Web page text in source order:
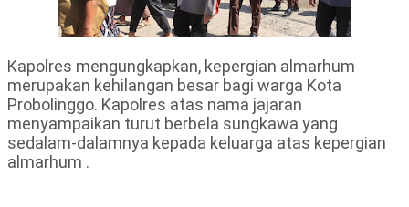
Kapolres mengungkapkan, kepergian almarhum
merupakan kehilangan besar bagi warga Kota
Probolinggo. Kapolres atas nama jajaran
menyampaikan turut berbela sungkawa yang
sedalam-dalamnya kepada keluarga atas kepergian
almarhum .